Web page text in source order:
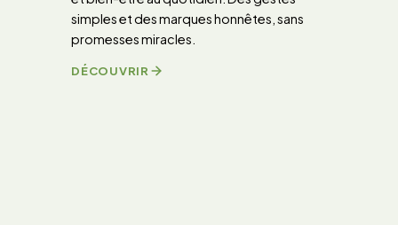
simples et des marques honnêtes, sans
promesses miracles.
DÉCOUVRIR